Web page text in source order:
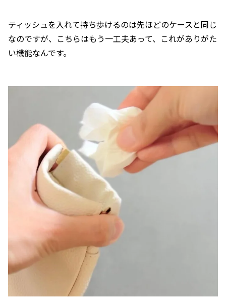
ティッシュを入れて持ち歩けるのは先ほどのケースと同じ
なのですが、こちらはもう一工夫あって、これがありがた
い機能なんです。